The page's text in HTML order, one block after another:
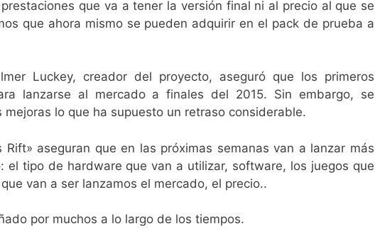
que va a tener la versión final ni al precio al que se
que ahora mismo se pueden adquirir en el pack de prueba a
Luckey, creador del proyecto, aseguró que los primeros
lanzarse al mercado a finales del 2015. Sin embargo, se
lo que ha supuesto un retraso considerable.
Rift» aseguran que en las próximas semanas van a lanzar más
el tipo de hardware que van a utilizar, software, los juegos que
van a ser lanzamos el mercado, el precio..
por muchos a lo largo de los tiempos.